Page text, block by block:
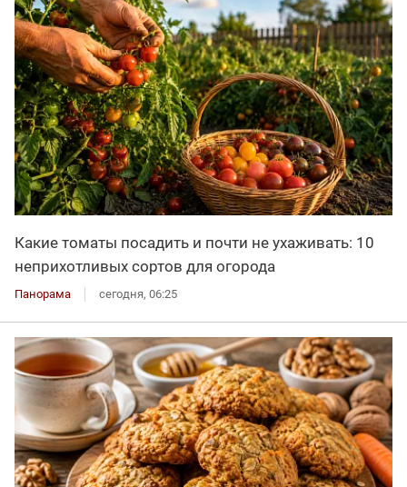
Какие томаты посадить и почти не ухаживать: 10
неприхотливых сортов для огорода
Панорама сегодня, 06:25